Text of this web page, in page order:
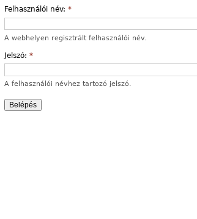
Felhasználói név: *
A webhelyen regisztrált felhasználói név.
Jelszó: *
A felhasználói névhez tartozó jelszó.